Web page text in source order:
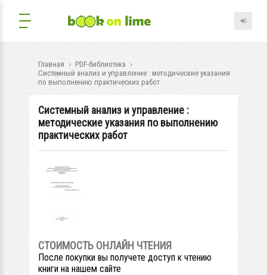
Главная
PDF-библиотека
Системный анализ и управление : методические указания
по выполнению практических работ
Системный анализ и управление :
методические указания по выполнению
практических работ
СТОИМОСТЬ ОНЛАЙН ЧТЕНИЯ
После покупки вы получете доступ к чтению
книги на нашем сайте